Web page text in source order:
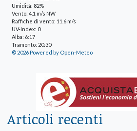
Umidità: 82%
Vento: 4.1 m/s NW
Raffiche di vento: 11.6 m/s
UV-Index: 0
Alba: 6:17
Tramonto: 20:30
© 2026 Powered by Open-Meteo
Articoli recenti